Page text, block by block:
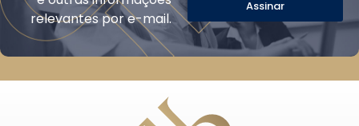
relevantes por e-mail.
Assinar